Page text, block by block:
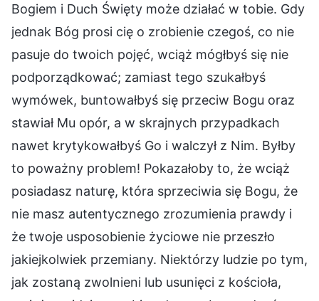
Bogiem i Duch Święty może działać w tobie. Gdy
jednak Bóg prosi cię o zrobienie czegoś, co nie
pasuje do twoich pojęć, wciąż mógłbyś się nie
podporządkować; zamiast tego szukałbyś
wymówek, buntowałbyś się przeciw Bogu oraz
stawiał Mu opór, a w skrajnych przypadkach
nawet krytykowałbyś Go i walczył z Nim. Byłby
to poważny problem! Pokazałoby to, że wciąż
posiadasz naturę, która sprzeciwia się Bogu, że
nie masz autentycznego zrozumienia prawdy i
że twoje usposobienie życiowe nie przeszło
jakiejkolwiek przemiany. Niektórzy ludzie po tym,
jak zostaną zwolnieni lub usunięci z kościoła,